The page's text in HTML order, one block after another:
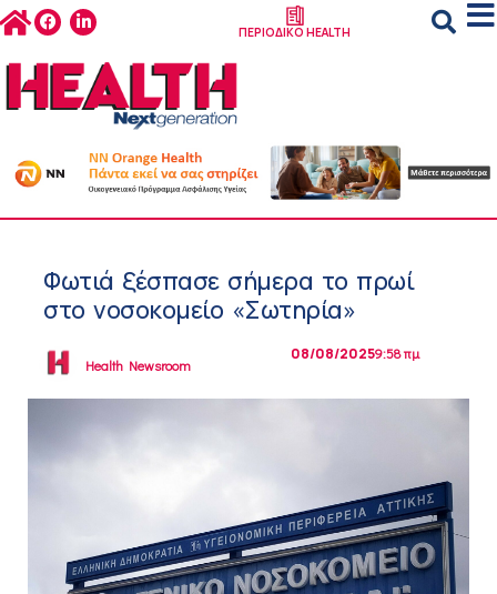
ΠΕΡΙΟΔΙΚΟ HEALTH
Φωτιά ξέσπασε σήμερα το πρωί
στο νοσοκομείο «Σωτηρία»
Health Newsroom
08/08/20259:58 πμ